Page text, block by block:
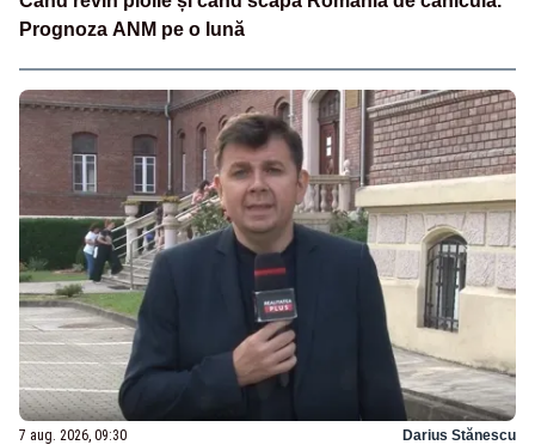
Prognoza ANM pe o lună
7 aug. 2026, 09:30 Darius Stănescu